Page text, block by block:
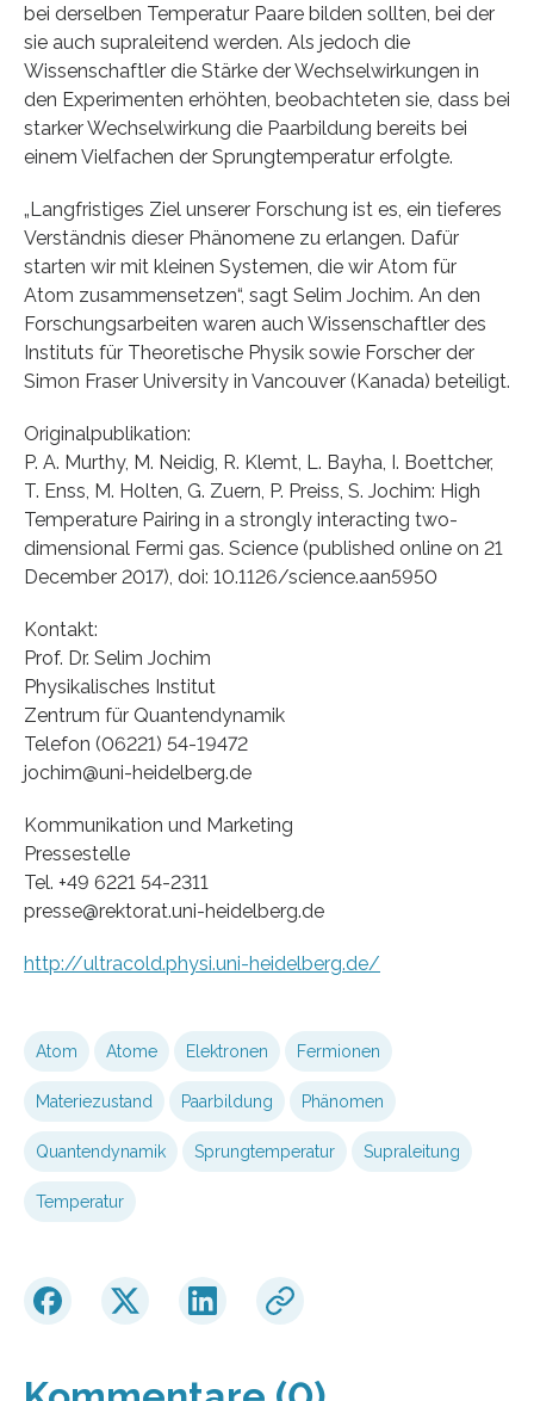
bei derselben Temperatur Paare bilden sollten, bei der
sie auch supraleitend werden. Als jedoch die
Wissenschaftler die Stärke der Wechselwirkungen in
den Experimenten erhöhten, beobachteten sie, dass bei
starker Wechselwirkung die Paarbildung bereits bei
einem Vielfachen der Sprungtemperatur erfolgte.
„Langfristiges Ziel unserer Forschung ist es, ein tieferes
Verständnis dieser Phänomene zu erlangen. Dafür
starten wir mit kleinen Systemen, die wir Atom für
Atom zusammensetzen“, sagt Selim Jochim. An den
Forschungsarbeiten waren auch Wissenschaftler des
Instituts für Theoretische Physik sowie Forscher der
Simon Fraser University in Vancouver (Kanada) beteiligt.
Originalpublikation:
P. A. Murthy, M. Neidig, R. Klemt, L. Bayha, I. Boettcher,
T. Enss, M. Holten, G. Zuern, P. Preiss, S. Jochim: High
Temperature Pairing in a strongly interacting two-
dimensional Fermi gas. Science (published online on 21
December 2017), doi: 10.1126/science.aan5950
Kontakt:
Prof. Dr. Selim Jochim
Physikalisches Institut
Zentrum für Quantendynamik
Telefon (06221) 54-19472
jochim@uni-heidelberg.de
Kommunikation und Marketing
Pressestelle
Tel. +49 6221 54-2311
presse@rektorat.uni-heidelberg.de
http://ultracold.physi.uni-heidelberg.de/
Atom Atome Elektronen Fermionen
Materiezustand Paarbildung Phänomen
Quantendynamik Sprungtemperatur Supraleitung
Temperatur